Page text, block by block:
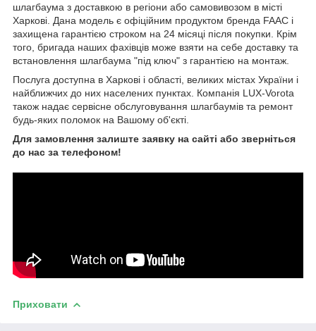
шлагбаума з доставкою в регіони або самовивозом в місті
Харкові. Дана модель є офіційним продуктом бренда FAAC і
захищена гарантією строком на 24 місяці після покупки. Крім
того, бригада наших фахівців може взяти на себе доставку та
встановлення шлагбаума "під ключ" з гарантією на монтаж.
Послуга доступна в Харкові і області, великих містах України і
найближчих до них населених пунктах. Компанія LUX-Vorota
також надає сервісне обслуговування шлагбаумів та ремонт
будь-яких поломок на Вашому об'єкті.
Для замовлення залиште заявку на сайті або зверніться
до нас за телефоном!
Приховати